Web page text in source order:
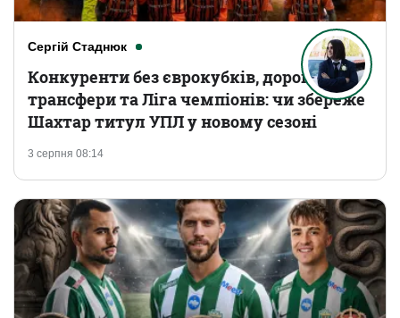
Сергій Стаднюк
3 серпня 08:14
Конкуренти без єврокубків, дорогі
трансфери та Ліга чемпіонів: чи збереже
Шахтар титул УПЛ у новому сезоні